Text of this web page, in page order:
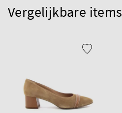
Vergelijkbare items